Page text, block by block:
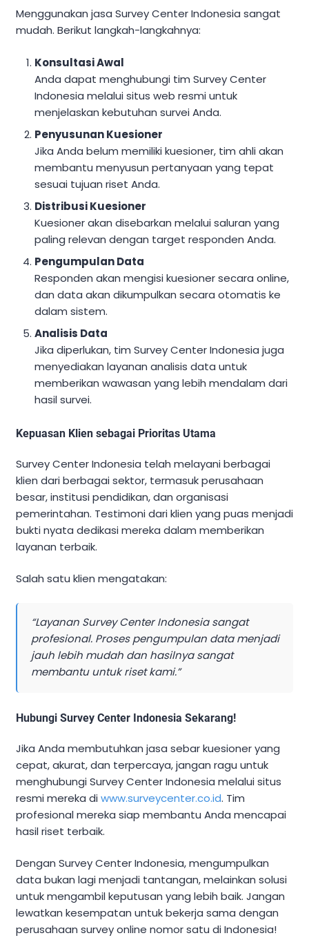
Menggunakan jasa Survey Center Indonesia sangat
mudah. Berikut langkah-langkahnya:
Konsultasi Awal
Anda dapat menghubungi tim Survey Center
Indonesia melalui situs web resmi untuk
menjelaskan kebutuhan survei Anda.
Penyusunan Kuesioner
Jika Anda belum memiliki kuesioner, tim ahli akan
membantu menyusun pertanyaan yang tepat
sesuai tujuan riset Anda.
Distribusi Kuesioner
Kuesioner akan disebarkan melalui saluran yang
paling relevan dengan target responden Anda.
Pengumpulan Data
Responden akan mengisi kuesioner secara online,
dan data akan dikumpulkan secara otomatis ke
dalam sistem.
Analisis Data
Jika diperlukan, tim Survey Center Indonesia juga
menyediakan layanan analisis data untuk
memberikan wawasan yang lebih mendalam dari
hasil survei.
Kepuasan Klien sebagai Prioritas Utama
Survey Center Indonesia telah melayani berbagai
klien dari berbagai sektor, termasuk perusahaan
besar, institusi pendidikan, dan organisasi
pemerintahan. Testimoni dari klien yang puas menjadi
bukti nyata dedikasi mereka dalam memberikan
layanan terbaik.
Salah satu klien mengatakan:
“Layanan Survey Center Indonesia sangat
profesional. Proses pengumpulan data menjadi
jauh lebih mudah dan hasilnya sangat
membantu untuk riset kami.”
Hubungi Survey Center Indonesia Sekarang!
Jika Anda membutuhkan jasa sebar kuesioner yang
cepat, akurat, dan terpercaya, jangan ragu untuk
menghubungi Survey Center Indonesia melalui situs
resmi mereka diwww.surveycenter.co.id. Tim
profesional mereka siap membantu Anda mencapai
hasil riset terbaik.
Dengan Survey Center Indonesia, mengumpulkan
data bukan lagi menjadi tantangan, melainkan solusi
untuk mengambil keputusan yang lebih baik. Jangan
lewatkan kesempatan untuk bekerja sama dengan
perusahaan survey online nomor satu di Indonesia!